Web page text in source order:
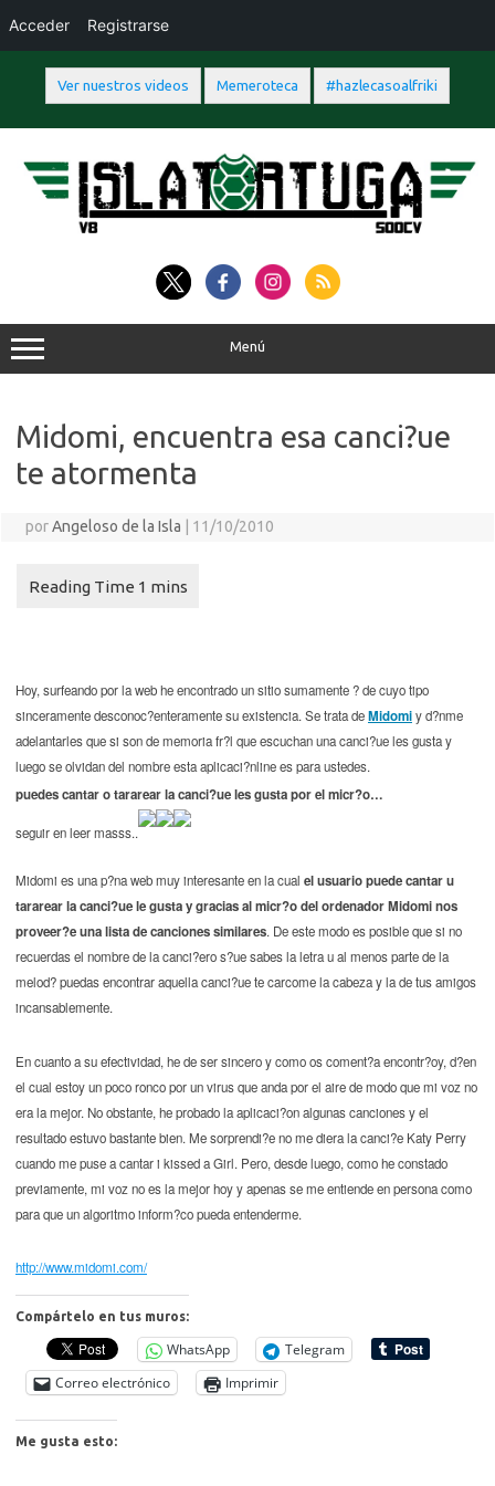
Ver nuestros videos Memeroteca #hazlecasoalfriki
contenido
Menú
Midomi, encuentra esa canci?ue
te atormenta
porAngeloso de la Isla 11/10/2010
Hoy, surfeando por la web he encontrado un sitio sumamente ? de cuyo tipo
sinceramente desconoc?enteramente su existencia. Se trata deMidomiy d?nme
adelantarles que si son de memoria fr?l que escuchan una canci?ue les gusta y
luego se olvidan del nombre esta aplicaci?nline es para ustedes.
puedes cantar o tararear la canci?ue les gusta por elmicr?o…
seguir en leer masss..
Midomi es una p?na web muy interesante en la cual el usuario puede cantar u
tararear la canci?ue le gusta y gracias al micr?o del ordenador Midomi nos
proveer?e una lista de canciones similares. De este modo es posible que si no
recuerdas el nombre de la canci?ero s?ue sabes la letra u al menos parte de la
melod? puedas encontrar aquella canci?ue te carcome la cabeza y la de tus amigos
incansablemente.
En cuanto a su efectividad, he de ser sincero y como os coment?a encontr?oy, d?en
el cual estoy un poco ronco por un virus que anda por el aire de modo que mi voz no
era la mejor. No obstante, he probado la aplicaci?on algunas canciones y el
resultado estuvo bastante bien. Me sorprendi?e no me diera la canci?e Katy Perry
cuando me puse a cantar i kissed a Girl. Pero, desde luego, como he constado
previamente, mi voz no es la mejor hoy y apenas se me entiende en persona como
para que un algoritmo inform?co pueda entenderme.
http://www.midomi.com/
Compártelo en tus muros:
WhatsApp
Telegram
Correo electrónico
Imprimir
Me gusta esto:
Acceder Registrarse